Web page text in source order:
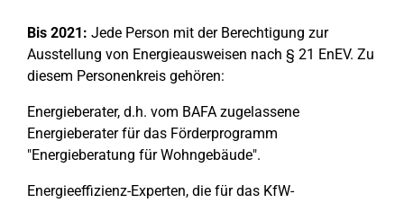
Bis 2021: Jede Person mit der Berechtigung zur
Ausstellung von Energieausweisen nach § 21 EnEV. Zu
diesem Personenkreis gehören:
Energieberater, d.h. vom BAFA zugelassene
Energieberater für das Förderprogramm
"Energieberatung für Wohngebäude".
Energieeffizienz-Experten, die für das KfW-